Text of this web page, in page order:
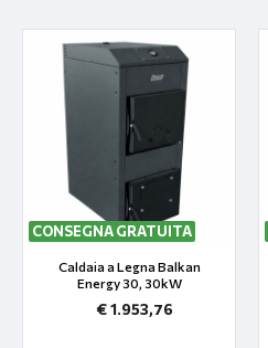
CONSEGNA GRATUITA
Caldaia a Legna Balkan
Energy 30, 30kW
€ 1.953,76